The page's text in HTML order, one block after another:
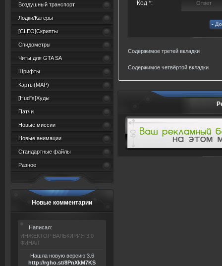
Воздушный транспорт
Лодки/Катеры
[CLEO]Скрипты
Спидометры
Читы для GTA SA
Шрифты
Карты(MAP)
[Hud"s]Худы
Патчи
Новые миссии
Новые анимации
Стандартные файлы
Разное
Новые комментарии
Написал:
ИНЖЕКТОР ВАЛЬКИРИЯ 3.0
ФИНАЛ
Нашла новую версию 3.6
http://rgho.st/8PnXkM7KS
Код *:
Содержимое третей вкладки
Содержимое четвёртой вкладки